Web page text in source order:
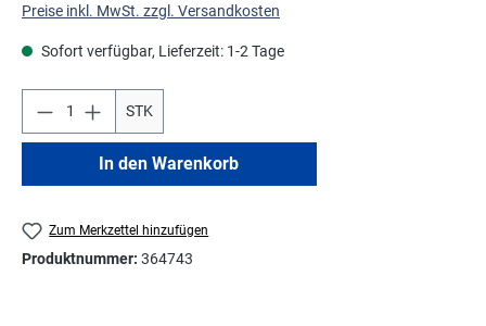
Preise inkl. MwSt. zzgl. Versandkosten
Sofort verfügbar, Lieferzeit: 1-2 Tage
STK
In den Warenkorb
Zum Merkzettel hinzufügen
Produktnummer: 364743